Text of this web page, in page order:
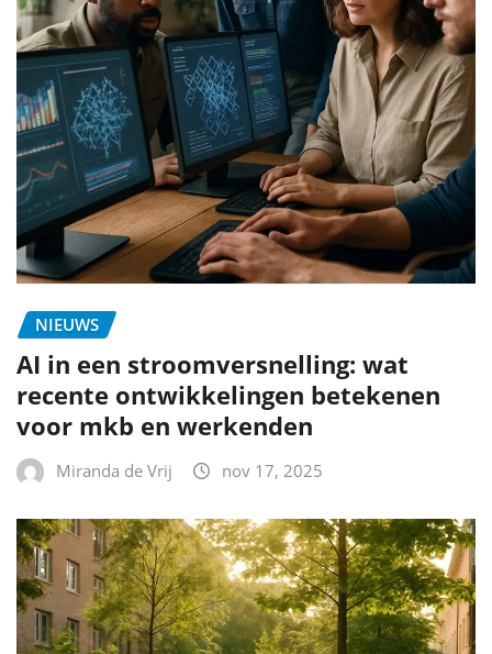
NIEUWS
AI in een stroomversnelling: wat
recente ontwikkelingen betekenen
voor mkb en werkenden
Miranda de Vrij nov 17, 2025